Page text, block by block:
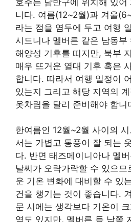
니다. 여름(12~2월)과 겨울
라는 점을 염두에 두고 여행
시드니나 멜버른 같은 남동
해양성 기후를 띠지만, 북부
매우 뜨거운 열대 기후 혹은
합니다. 따라서 여행 일정이
있는지 그리고 해당 지역의
옷차림을 달리 준비해야 합니
한여름인 12월~2월 사이의
서는 가볍고 통풍이 잘 되는
다. 반면 태즈메이니아나 멜
날씨가 오락가락할 수 있으므
운 기온 변화에 대비할 수 있
건을 챙기는 것이 좋습니다.
문 시에는 생각보다 기온이
역도 있지만, 멜버른 등 남쪽